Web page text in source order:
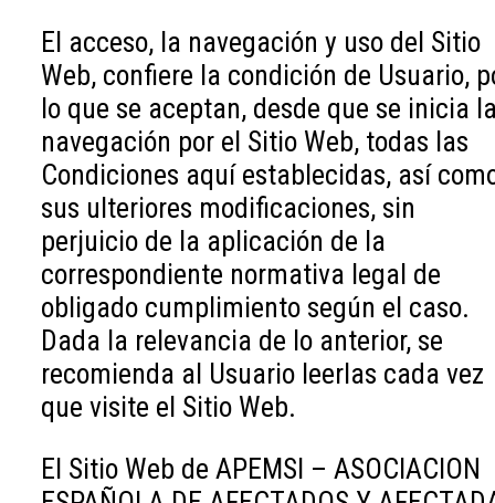
El acceso, la navegación y uso del Sitio
Web, confiere la condición de Usuario,
lo que se aceptan, desde que se inicia
navegación por el Sitio Web, todas las
Condiciones aquí establecidas, así
sus ulteriores modificaciones, sin
perjuicio de la aplicación de la
correspondiente normativa legal de
obligado cumplimiento según el caso.
Dada la relevancia de lo anterior, se
recomienda al Usuario leerlas cada vez
que visite el Sitio Web.
El Sitio Web de APEMSI – ASOCIACION